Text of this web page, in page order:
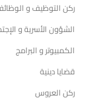
ركن التوظيف و
الشؤون الأسرية و
الكمبيوتر و البرامج
قضايا دينية
ركن العروس